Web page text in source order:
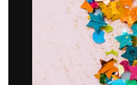
La
migliori lavori.
creativi,
Italiano